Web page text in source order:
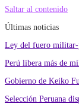
Saltar al contenido
Últimas noticias
Ley del fuero militar-
Perú libera más de
Gobierno de Keiko
Selección Peruana